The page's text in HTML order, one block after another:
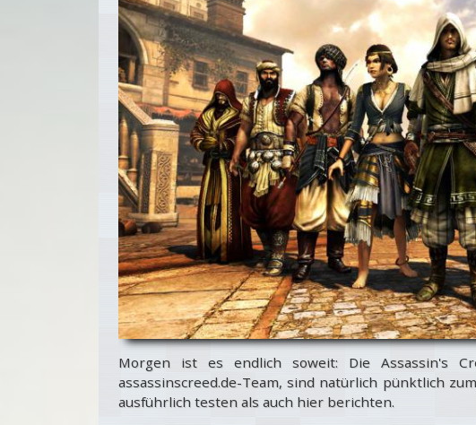
Morgen ist es endlich soweit: Die Assassin's
assassinscreed.de-Team, sind natürlich pünktlich
ausführlich testen als auch hier berichten.